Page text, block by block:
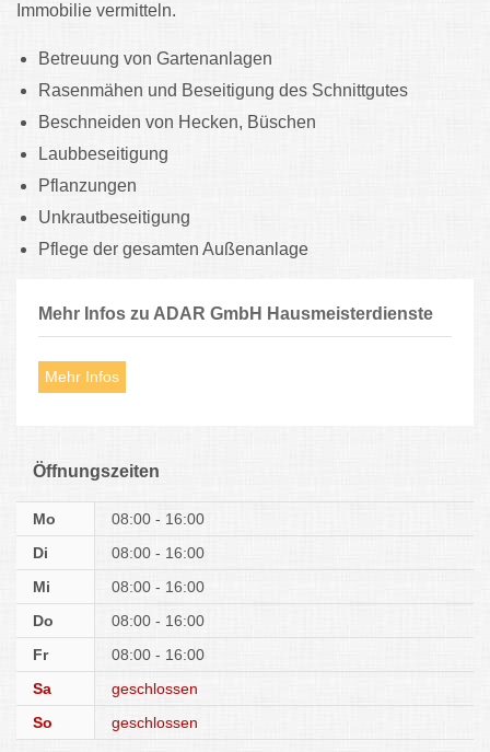
Immobilie vermitteln.
Betreuung von Gartenanlagen
Rasenmähen und Beseitigung des Schnittgutes
Beschneiden von Hecken, Büschen
Laubbeseitigung
Pflanzungen
Unkrautbeseitigung
Pflege der gesamten Außenanlage
Mehr Infos zu ADAR GmbH Hausmeisterdienste
Mehr Infos
Öffnungszeiten
Mo
08:00 - 16:00
Di
08:00 - 16:00
Mi
08:00 - 16:00
Do
08:00 - 16:00
Fr
08:00 - 16:00
Sa
geschlossen
So
geschlossen